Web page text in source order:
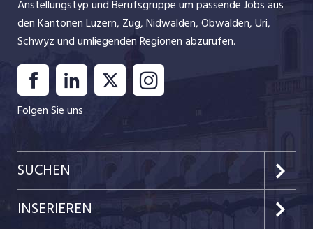
Anstellungstyp und Berufsgruppe um passende Jobs aus
den Kantonen Luzern, Zug, Nidwalden, Obwalden, Uri,
Schwyz und umliegenden Regionen abzurufen.
Folgen Sie uns
SUCHEN
Kanton Luzern
INSERIEREN